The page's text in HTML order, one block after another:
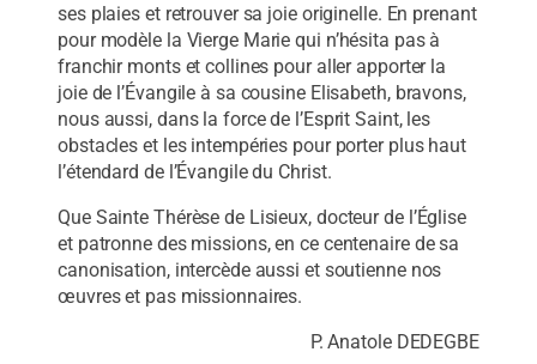
ses plaies et retrouver sa joie originelle. En prenant
pour modèle la Vierge Marie qui n’hésita pas à
franchir monts et collines pour aller apporter la
joie de l’Évangile à sa cousine Elisabeth, bravons,
nous aussi, dans la force de l’Esprit Saint, les
obstacles et les intempéries pour porter plus haut
l’étendard de l’Évangile du Christ.
Que Sainte Thérèse de Lisieux, docteur de l’Église
et patronne des missions, en ce centenaire de sa
canonisation, intercède aussi et soutienne nos
œuvres et pas missionnaires.
P. Anatole DEDEGBE